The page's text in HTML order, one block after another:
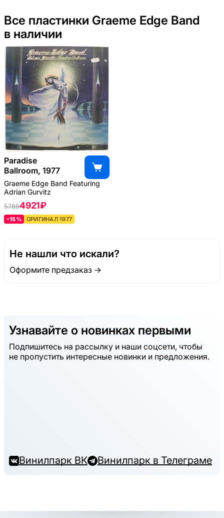
Все пластинки Graeme Edge Band
в наличии
Paradise
Ballroom, 1977
Graeme Edge Band Featuring
Adrian Gurvitz
57894921 ₽
–15% ОРИГИНАЛ 1977
Не нашли что искали?
Оформите предзаказ →
Узнавайте о новинках первыми
Подпишитесь на рассылку и наши соцсети, чтобы
не пропустить интересные новинки и предложения.
Винилпарк ВК Винилпарк в Телеграме